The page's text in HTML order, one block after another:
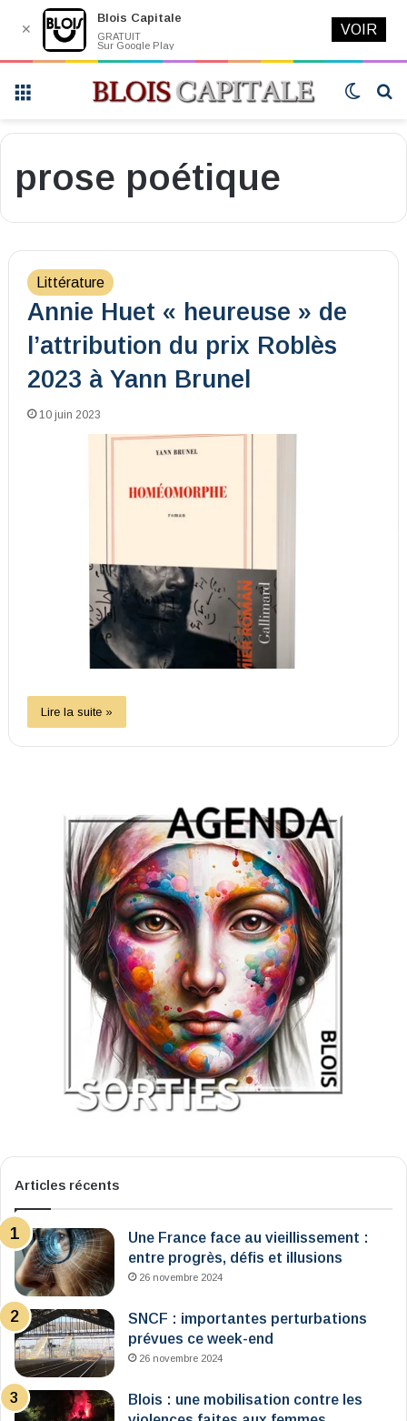
Switch
prose poétique
Littérature
Annie Huet « heureuse » de
l’attribution du prix Roblès
2023 à Yann Brunel
10 juin 2023
Lire la suite »
Articles récents
Une France face au vieillissement :
entre progrès, défis et illusions
26 novembre 2024
SNCF : importantes perturbations
prévues ce week-end
26 novembre 2024
Blois : une mobilisation contre les
✕
Blois Capitale
GRATUIT
Sur Google Play
VOIR